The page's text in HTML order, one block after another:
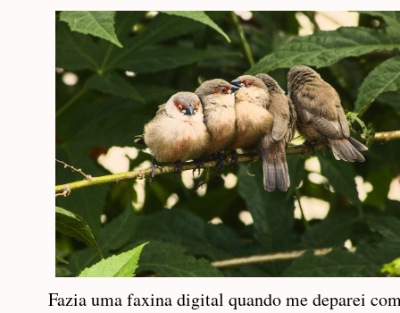
Fazia uma faxina digital quando me deparei